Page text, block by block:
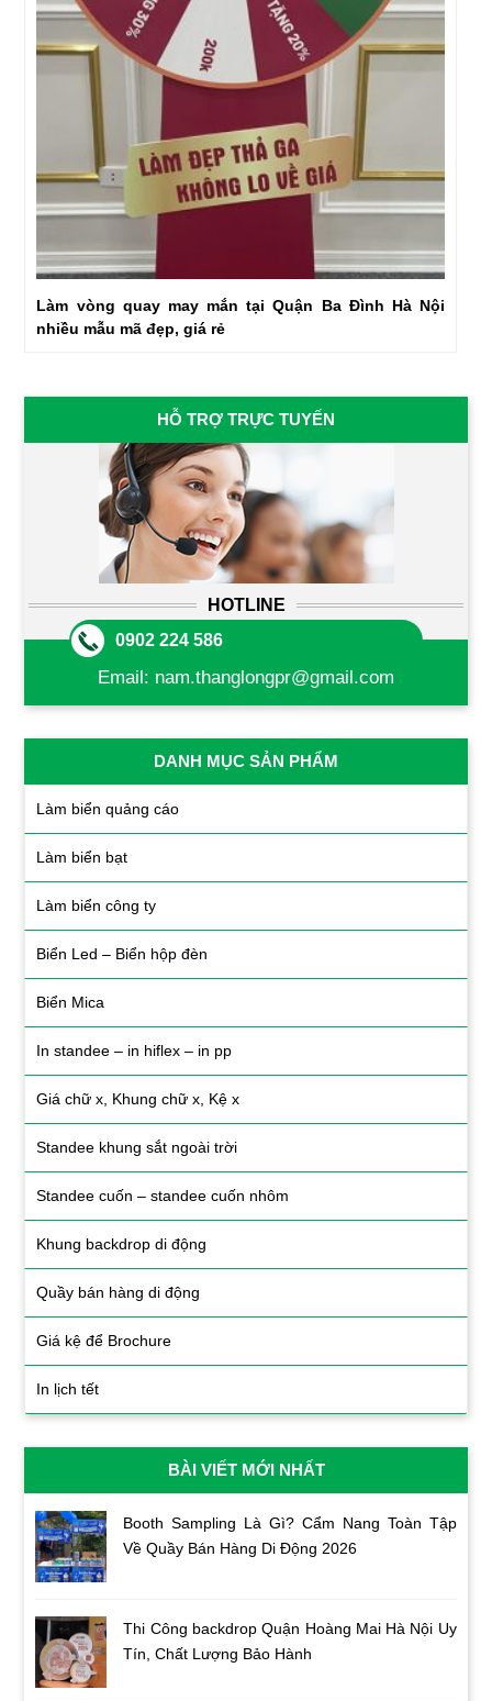
Làm vòng quay may mắn tại Quận Ba Đình Hà Nội
nhiều mẫu mã đẹp, giá rẻ
HỖ TRỢ TRỰC TUYẾN
HOTLINE
0902 224 586
Email: nam.thanglongpr@gmail.com
DANH MỤC SẢN PHẨM
Làm biển quảng cáo
Làm biển bạt
Làm biển công ty
Biển Led – Biển hộp đèn
Biển Mica
In standee – in hiflex – in pp
Giá chữ x, Khung chữ x, Kệ x
Standee khung sắt ngoài trời
Standee cuốn – standee cuốn nhôm
Khung backdrop di động
Quầy bán hàng di động
Giá kệ để Brochure
In lịch tết
BÀI VIẾT MỚI NHẤT
Booth Sampling Là Gì? Cẩm Nang Toàn Tập
Về Quầy Bán Hàng Di Động 2026
Thi Công backdrop Quận Hoàng Mai Hà Nội Uy
Tín, Chất Lượng Bảo Hành